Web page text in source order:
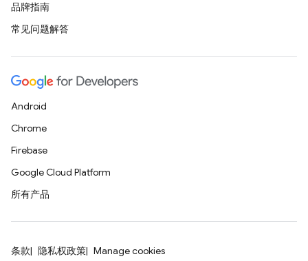
品牌指南
常见问题解答
Android
Chrome
Firebase
Google Cloud Platform
所有产品
条款 隐私权政策 Manage cookies